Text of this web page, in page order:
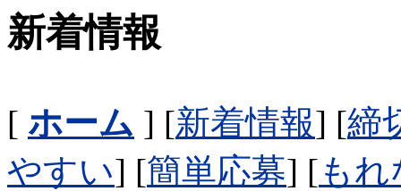
新着情報
[ ホーム ] [新着情報] [締
やすい] [簡単応募] [も